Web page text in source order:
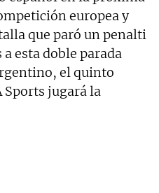
europea y
que paró un penalti
esta doble parada
el quinto
Sports jugará la